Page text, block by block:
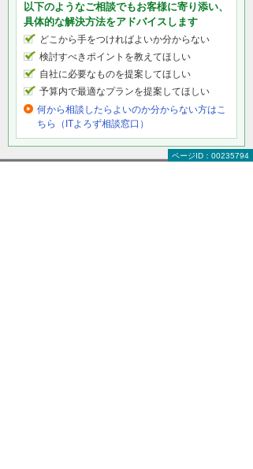
以下のようなご相談でもお客様に寄り添い、
具体的な解決方法をアドバイスします
どこから手をつければよいか分からない
検討すべきポイントを教えてほしい
自社に必要なものを提案してほしい
予算内で最適なプランを提案してほしい
何から相談したらよいのか分からない方はこ
ちら（ITよろず相談窓口）
ページID：00235794